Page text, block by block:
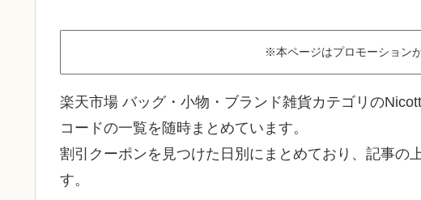
※本ページはプロモーション
楽天市場 バッグ・小物・ブランド雑貨カテゴリの
コードの一覧を随時まとめています。
割引クーポンを見つけた日別にまとめており、記事の
す。